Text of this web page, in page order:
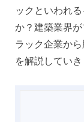
ックといわれ
か？建築業界
ラック企業か
を解説していき